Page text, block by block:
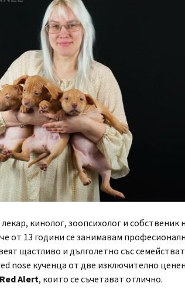
кинолог, зоопсихолог и собственик
от 13 години се занимавам
щастливо и дълголетно със
nose кученца от две изключително
Red Alert, които се съчетават отличнo.